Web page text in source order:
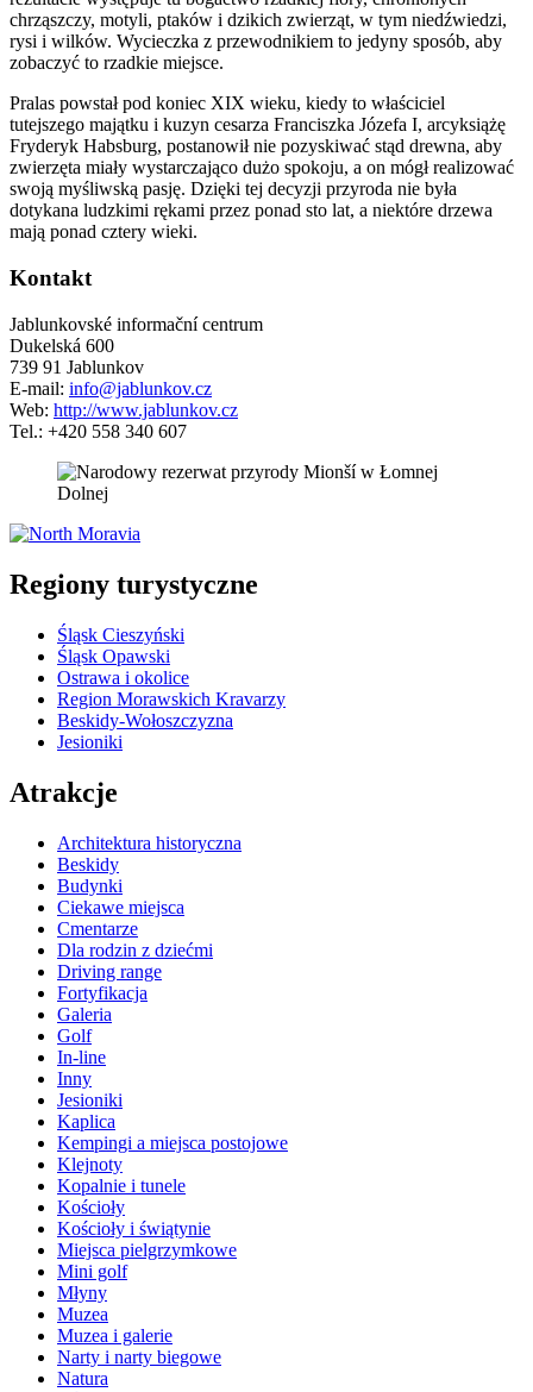
chrząszczy, motyli, ptaków i dzikich zwierząt, w tym niedźwiedzi,
rysi i wilków. Wycieczka z przewodnikiem to jedyny sposób, aby
zobaczyć to rzadkie miejsce.
Pralas powstał pod koniec XIX wieku, kiedy to właściciel
tutejszego majątku i kuzyn cesarza Franciszka Józefa I, arcyksiążę
Fryderyk Habsburg, postanowił nie pozyskiwać stąd drewna, aby
zwierzęta miały wystarczająco dużo spokoju, a on mógł realizować
swoją myśliwską pasję. Dzięki tej decyzji przyroda nie była
dotykana ludzkimi rękami przez ponad sto lat, a niektóre drzewa
mają ponad cztery wieki.
Kontakt
Jablunkovské informační centrum
Dukelská 600
739 91 Jablunkov
E-mail: info@jablunkov.cz
Web: http://www.jablunkov.cz
Tel.: +420 558 340 607
−
Regiony turystyczne
Śląsk Cieszyński
Śląsk Opawski
Ostrawa i okolice
Region Morawskich Kravarzy
Beskidy-Wołoszczyzna
Jesioniki
Atrakcje
Architektura historyczna
Beskidy
Budynki
Ciekawe miejsca
Cmentarze
Dla rodzin z dziećmi
Driving range
Fortyfikacja
Galeria
Golf
In-line
Inny
Jesioniki
Kaplica
Kempingi a miejsca postojowe
Klejnoty
Kopalnie i tunele
Kościoły
Kościoły i świątynie
Miejsca pielgrzymkowe
Mini golf
Młyny
Muzea
Muzea i galerie
Narty i narty biegowe
Natura